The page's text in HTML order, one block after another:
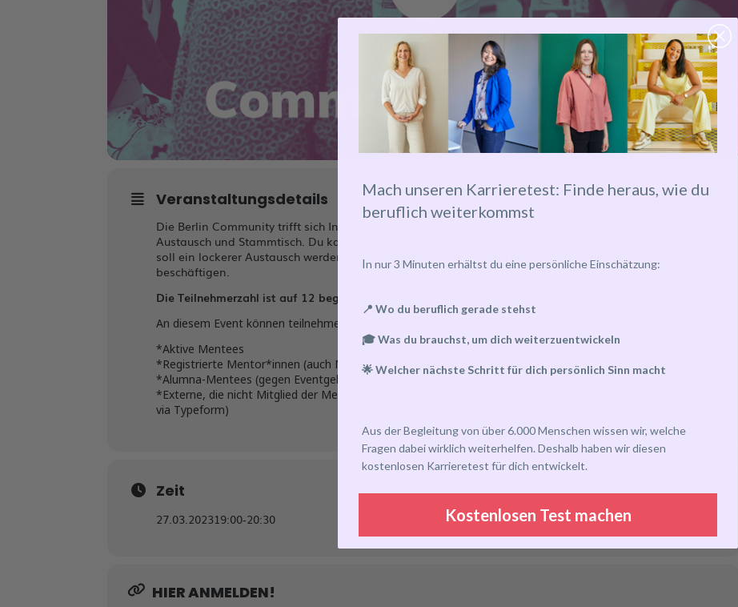
Veranstaltungsdetails
Die Berlin Community trifft sich Indoor in einem Restaurant in Charlottenburg zu einem entspannten
Austausch und Stammtisch. Du kannst hier neue Kontakte schließen und dein Netzwerk vergrößern. Es
soll ein lockerer Austausch werden, gerne kannst natürlich auch Themen mitbringen, die dich gerade
beschäftigen.
Die Teilnehmerzahl ist auf 12 begrenzt.
An diesem Event können teilnehmen:
*Aktive Mentees
*Registrierte Mentor*innen (auch Mentor*innen, die noch nicht gematcht sind)
*Alumna-Mentees (gegen Eventgebühr – siehe Anmeldeformular via Typeform)
*Externe, die nicht Mitglied der MentorMe-Community sind (gegen Eventgebühr – siehe Anmeldeformular
via Typeform)
Zeit
27.03.202319:00-20:30
HIER ANMELDEN!
Mach unseren Karrieretest: Finde heraus, wie du
beruflich weiterkommst
In nur 3 Minuten erhältst du eine persönliche Einschätzung:
📍 Wo du beruflich gerade stehst
🎓 Was du brauchst, um dich weiterzuentwickeln
🌟 Welcher nächste Schritt für dich persönlich Sinn macht
Aus der Begleitung von über 6.000 Menschen wissen wir, welche
Fragen dabei wirklich weiterhelfen. Deshalb haben wir diesen
kostenlosen Karrieretest für dich entwickelt.
Kostenlosen Test machen